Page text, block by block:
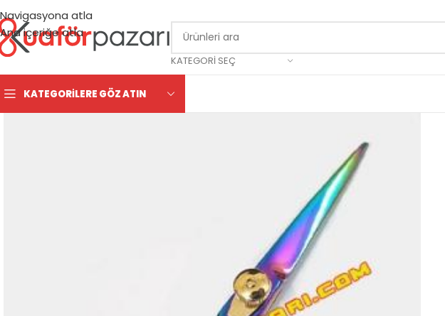
Navigasyona atla
Ana içeriğe atla
KATEGORI SEÇ
KATEGORILERE GÖZ ATIN